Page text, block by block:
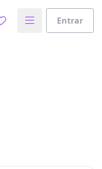
Entrar